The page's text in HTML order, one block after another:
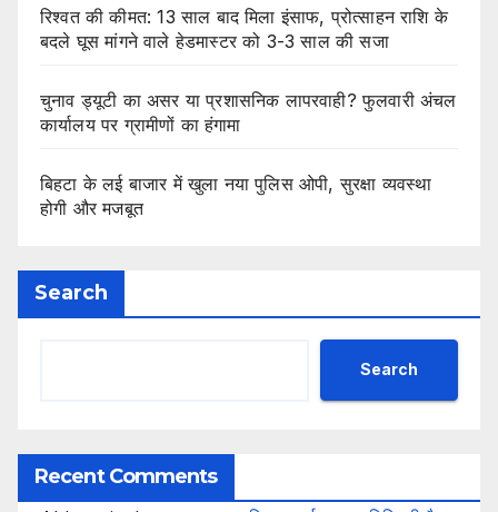
रिश्वत की कीमत: 13 साल बाद मिला इंसाफ, प्रोत्साहन राशि के
बदले घूस मांगने वाले हेडमास्टर को 3-3 साल की सजा
चुनाव ड्यूटी का असर या प्रशासनिक लापरवाही? फुलवारी अंचल
कार्यालय पर ग्रामीणों का हंगामा
बिहटा के लई बाजार में खुला नया पुलिस ओपी, सुरक्षा व्यवस्था
होगी और मजबूत
Search
Search
Recent Comments